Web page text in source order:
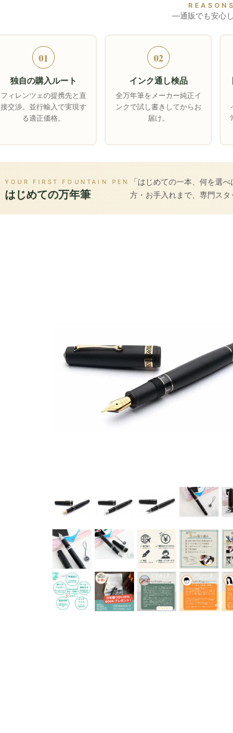
REASONS
―通販でも安心
01
独自の購入ルート
フィレンツェの提携先と直
接交渉。並行輸入で実現す
る適正価格。
02
インク通し検品
全万年筆をメーカー純正イ
ンクで試し書きしてからお
届け。
YOUR FIRST FOUNTAIN PEN
はじめての万年筆
「はじめての一本、何を選
方・お手入れまで、専門スタ